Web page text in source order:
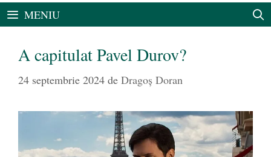
MENIU
A capitulat Pavel Durov?
24 septembrie 2024 de Dragoș Doran